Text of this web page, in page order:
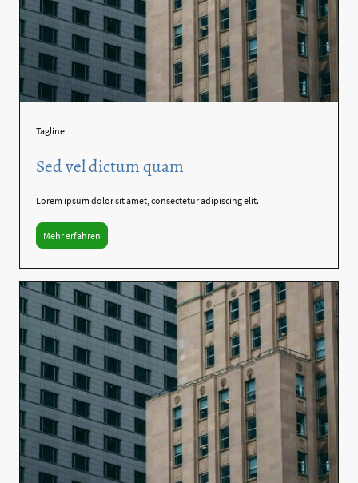
Tagline
Sed vel dictum quam
Lorem ipsum dolor sit amet, consectetur adipiscing elit.
Mehr erfahren